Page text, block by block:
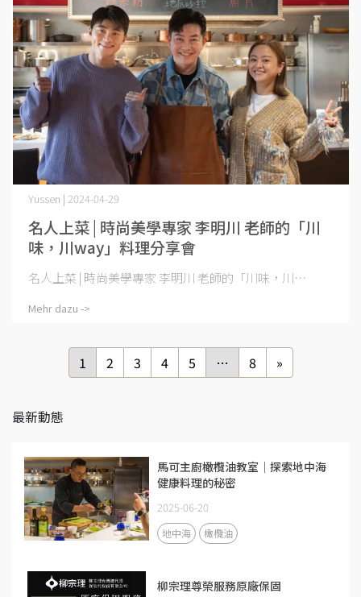
名人上菜 | 時尚美學專家 李明川 老師的「川
味，川way」料理分享會
Yussen | 2024-04-29
名人上菜 | 時尚美學專家 李明川 老師的「川味，川⋯
Mehr dazu ->
1 2 3 4 5 … 8 »
最新動態
馬可主廚橄欖油教室｜探索地中海
健康料理的秘密
2025-06-20
地中海 橄欖油
柳宗理尊榮服務原廠保固